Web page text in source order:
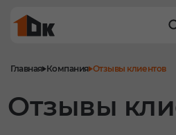
Отзывы
Главная Компания Отзывы клиентов